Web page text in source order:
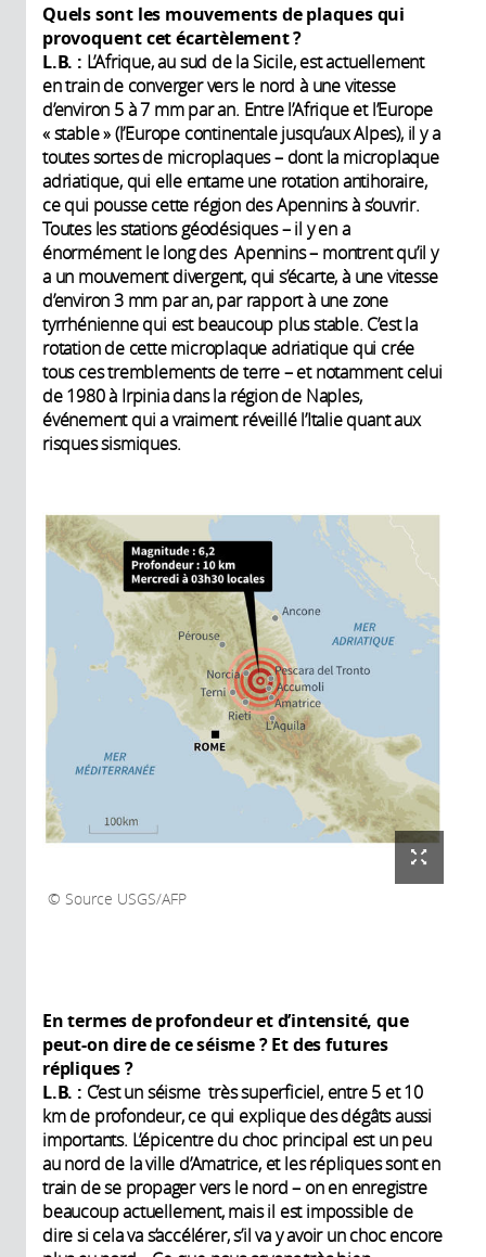
Quels sont les mouvements de plaques qui
provoquent cet écartèlement ?
L.B. : L’Afrique, au sud de la Sicile, est actuellement
en train de converger vers le nord à une vitesse
d’environ 5 à 7 mm par an. Entre l’Afrique et l’Europe
« stable » (l’Europe continentale jusqu’aux Alpes), il y a
toutes sortes de microplaques – dont la microplaque
adriatique, qui elle entame une rotation antihoraire,
ce qui pousse cette région des Apennins à s’ouvrir.
Toutes les stations géodésiques – il y en a
énormément le long des Apennins – montrent qu’il y
a un mouvement divergent, qui s’écarte, à une vitesse
d’environ 3 mm par an, par rapport à une zone
tyrrhénienne qui est beaucoup plus stable. C’est la
rotation de cette microplaque adriatique qui crée
tous ces tremblements de terre – et notamment celui
de 1980 à Irpinia dans la région de Naples,
événement qui a vraiment réveillé l’Italie quant aux
risques sismiques.
Source USGS/AFP
En termes de profondeur et d’intensité, que
peut-on dire de ce séisme ? Et des futures
répliques ?
L.B. : C’est un séisme très superficiel, entre 5 et 10
km de profondeur, ce qui explique des dégâts aussi
importants. L’épicentre du choc principal est un peu
au nord de la ville d’Amatrice, et les répliques sont en
train de se propager vers le nord – on en enregistre
beaucoup actuellement, mais il est impossible de
dire si cela va s’accélérer, s’il va y avoir un choc encore